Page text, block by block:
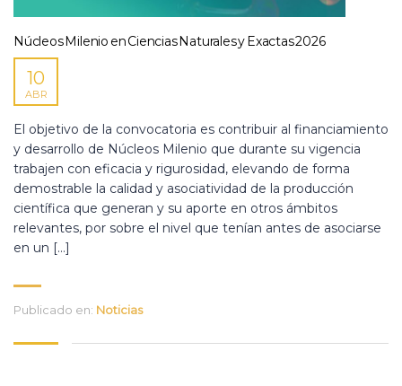
Núcleos Milenio en Ciencias Naturales y Exactas 2026
10
ABR
El objetivo de la convocatoria es contribuir al financiamiento
y desarrollo de Núcleos Milenio que durante su vigencia
trabajen con eficacia y rigurosidad, elevando de forma
demostrable la calidad y asociatividad de la producción
científica que generan y su aporte en otros ámbitos
relevantes, por sobre el nivel que tenían antes de asociarse
en un […]
Publicado en: Noticias